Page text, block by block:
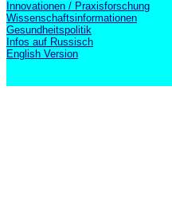
Innovationen / Praxisforschung
Wissenschaftsinformationen
Gesundheitspolitik
Infos auf Russisch
English Version